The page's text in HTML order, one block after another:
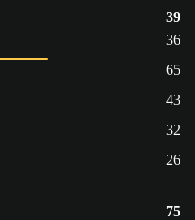
39
36
65
43
32
26
75